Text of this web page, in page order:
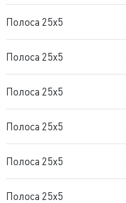
Полоса 25x5
Полоса 25x5
Полоса 25x5
Полоса 25x5
Полоса 25x5
Полоса 25x5